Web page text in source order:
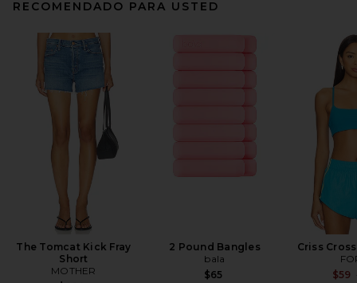
RECOMENDADO PARA USTED
The Tomcat Kick Fray
Short
MOTHER
2 Pound Bangles
bala
$65
Criss
$59